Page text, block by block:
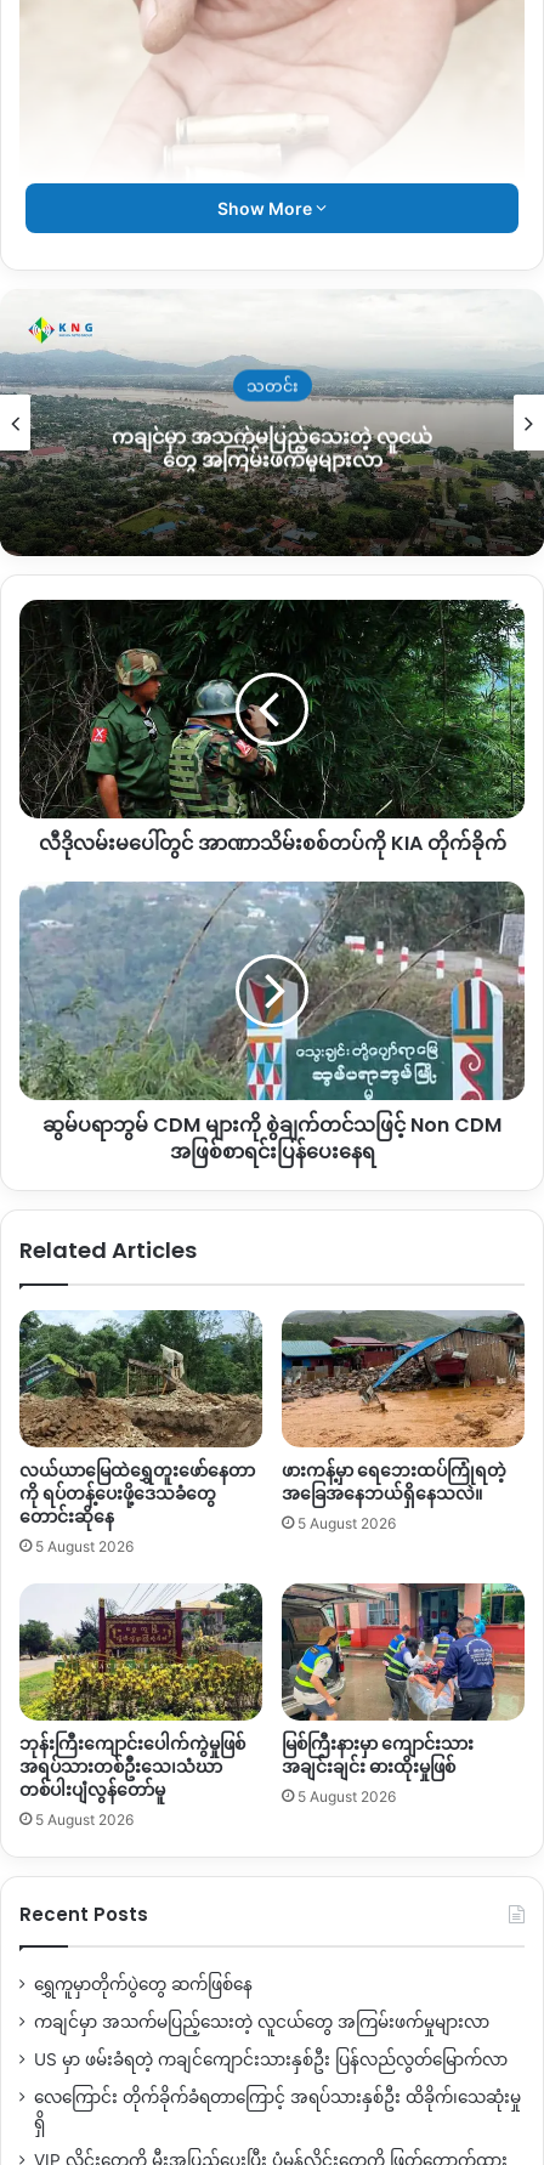
“သူတို့ စတင်ဖြိုခွဲချိန်မှာ ပြည်သူတွေကထိုင်နေကြတယ်။ အဲ့အချိန်
မှာ ဆိုင်ကယ်တစ်စီးပေါ်က အရပ်ဝတ်နဲ့ လူ၂ယောက်က ဝင်ပစ်သွား
တယ်။ အဲ့တစ်ချိန်တည်းမှာဘဲစစ်တပ်ကရောက်လာပြီး အဲ့နေရာကို
ဘဲ သူတို့က ဝိုင်းထားခဲ့တယ်။ နာရေးကူညီမူအသင်းက ကား၂စီး
ပြန်လာတယ်။ ဝင်ခွင့်လည်း ပြန်မပေးဘူး။ ပိတ်ထားတယ်။ ပြီးရင်
ဘေးနာမှာကြည့်နေတဲ့သူတွေကိုလည်း အကြည့်မခံဘူး။ ပြည်သူ
တွေကို ဖြိုခွင်းတယ်။ ပစ်တာက အရပ်ဝတ်နဲ့လူတွေဘဲ” ဟု
အသက် ၂၃နှစ်အရွယ် ကိုမျိုးမင်းသူ
အရပ်ဝတ်နှင့် စစ်သားများ ၊ ရဲများ ဝိုင်းဝန်းပစ်ခတ်မှုကြောင့်
သေဆုံးသွားသူမှာ အသက် ၂၃နှစ်အရွယ် ကိုမျိုးမင်းသူ ဖြစ်သည်။
ဖြစ်သည်။
ရဲနှင့်စစ်သားများပစ်ခတ်ခဲ့သည့် နေရာမှာ ရမ်ပူရပ်ကွက် နယ်မြေ ၁၃
ဖြစ်ပြီး၊ နေ့လယ် ၁နာရီခန့်အချိန်တွင် နယ်မြေ ၁၄ ရှိ လူနေအိမ်
တစ်လုံး၊ ကုန်စုံဆိုင်တစ်ခုနှင့် ဆိုင်ကယ်ဝေါ့ရှောပ့်တစ်ခုကို
အာဏာသိမ်းစစ်တပ်အောက်ရှိ ရဲများက မီးရှို့ခဲ့ကြောင်း မျက်မြင်
ပြည်သူများ ပြောသည်။
“ရဲတွေရောက်လာပြီး အနီမှာရှိတဲ့ ဆိုင်ကယ်က ဆီထုတ်ပြီး ရိူ့
ပေးလိုက်တာဖြစ်တယ်။ ပြည်သူတွေပြန်လာတဲ့အခါ ပြည်သူတွေရိူ့
ထို့နောက် ရမ်ပူရပ်ကွက်အတွင်း လူနေအိမ်များကိုလည်း ကျည်အ
စစ်များဖြင့် ရမ်းသမ်းပစ်ခတ်မှုများပြုလုပ်ခဲ့သဖြင့် နေအိမ်အချို့
ပျက်စီးခဲ့သည်။
မြစ်ကြီးနားမြို့ ရမ်ပူရပ်ကွက်ကို စစ်တပ်က အကြမ်းဖက်ဖြိုခွင်းနေ
ချိန်တစ်ဆက်တည်း ပြည်သူများက တပ်ကုန်းရပ်ကွက်နှင့် စီတာပူ
Show More
သတင်း
ကချင်မှာ အသက်မပြည့်သေးတဲ့ လူငယ်
တွေ အကြမ်းဖက်မှုများလာ
လီ
လမ်းမ
ပေါ်
တွင်
အာဏာသိမ်း
စစ်တပ်
ကို
KIA
တိုက်ခိုက်
လီဒိုလမ်းမပေါ်တွင် အာဏာသိမ်းစစ်တပ်ကို KIA တိုက်ခိုက်
ဆွ
မ်
ပ
ရာ
ဘွ
မ်
CDM
များ
ကို
စွဲချက်တင်
သဖြင့်
စာရင်း
နေရ
ဆွမ်ပရာဘွမ် CDM များကို စွဲချက်တင်သဖြင့် Non CDM
အဖြစ်စာရင်းပြန်ပေးနေရ
Related Articles
လယ်ယာမြေထဲရွှေတူးဖော်နေတာ
ကို ရပ်တန့်ပေးဖို့ဒေသခံတွေ
တောင်းဆိုနေ
5 August 2026
ဖားကန့်မှာ ရေဘေးထပ်ကြုံရတဲ့
အခြေအနေဘယ်ရှိနေသလဲ။
5 August 2026
ဘုန်းကြီးကျောင်းပေါက်ကွဲမှုဖြစ်
အရပ်သားတစ်ဦးသေ၊သံဃာ
တစ်ပါးပျံလွန်တော်မူ
5 August 2026
မြစ်ကြီးနားမှာ ကျောင်းသား
အချင်းချင်း ဓားထိုးမှုဖြစ်
5 August 2026
Recent Posts
ရွှေကူမှာတိုက်ပွဲတွေ ဆက်ဖြစ်နေ
ကချင်မှာ အသက်မပြည့်သေးတဲ့ လူငယ်တွေ အကြမ်းဖက်မှုများလာ
US မှာ ဖမ်းခံရတဲ့ ကချင်ကျောင်းသားနှစ်ဦး ပြန်လည်လွတ်မြောက်လာ
လေကြောင်း တိုက်ခိုက်ခံရတာကြောင့် အရပ်သားနှစ်ဦး ထိခိုက်၊သေဆုံးမှု
ရှိ
VIP လိုင်းတွေကို မီးအပြည့်ပေးပြီး ပုံမှန်လိုင်းတွေကို ဖြတ်တောက်ထား